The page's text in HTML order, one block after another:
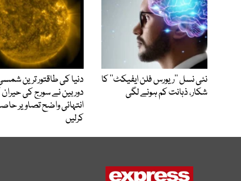
نئی نسل ’’ریورس فلن ایفیکٹ‘‘ کا
شکار، ذہانت کم ہونے لگی
دنیا کی طاقتور ترین
دوربین نے سورج کی حیران
انتہائی واضح تصاویر
کرلیں